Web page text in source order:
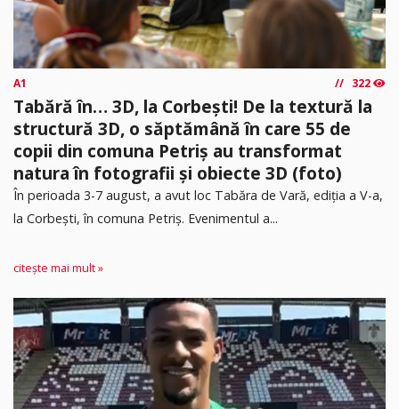
A1 322
Tabără în… 3D, la Corbești! De la textură la
structură 3D, o săptămână în care 55 de
copii din comuna Petriș au transformat
natura în fotografii și obiecte 3D (foto)
În perioada 3-7 august, a avut loc Tabăra de Vară, ediția a V-a,
la Corbești, în comuna Petriș. Evenimentul a...
citește mai mult »